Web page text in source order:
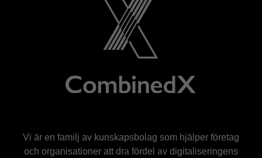
Vi är en familj av kunskapsbolag som hjälper företag
och organisationer att dra fördel av digitaliseringens